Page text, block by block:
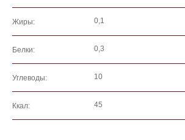
Жиры: 0,1
Белки: 0,3
Углеводы: 10
Ккал: 45